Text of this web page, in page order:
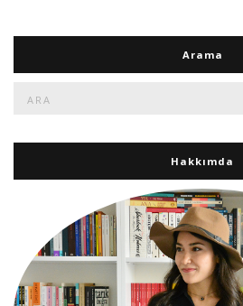
Arama
Hakkımda